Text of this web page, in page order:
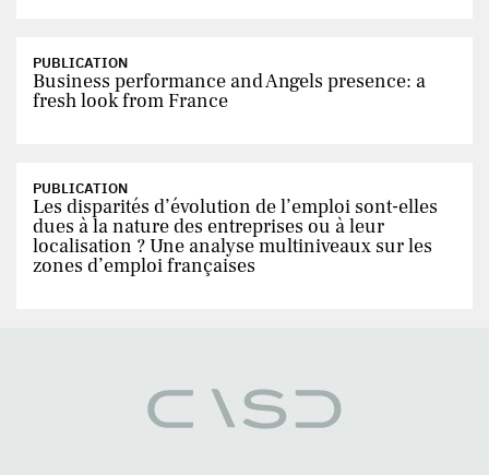
PUBLICATION
Business performance and Angels presence: a
fresh look from France
PUBLICATION
Les disparités d’évolution de l’emploi sont-elles
dues à la nature des entreprises ou à leur
localisation ? Une analyse multiniveaux sur les
zones d’emploi françaises